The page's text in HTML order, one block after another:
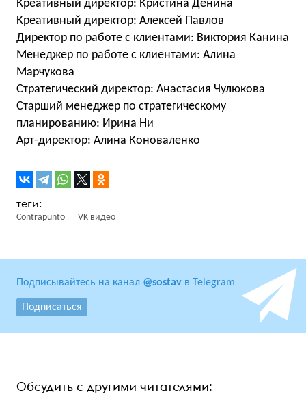
Креативный директор: Кристина Денина
Креативный директор: Алексей Павлов
Директор по работе с клиентами: Виктория Канина
Менеджер по работе с клиентами: Алина
Марчукова
Стратегический директор: Анастасия Чулюкова
Старший менеджер по стратегическому
планированию: Ирина Ни
Арт-директор: Алина Коноваленко
Contrapunto VK видео
Подписывайтесь на канал @sostav в Telegram
Подписаться
Обсудить с другими читателями: